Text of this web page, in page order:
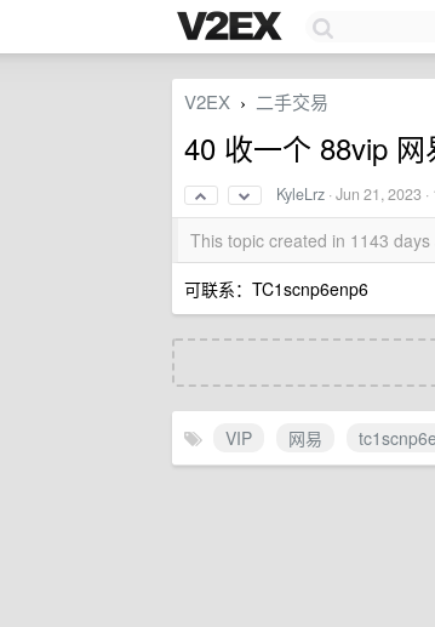
V2EX › 二手交易
40 收一个 88vip 网
KyleLrz ·Jun 21, 2023
This topic created in 1143
可联系：TC1scnp6enp6
VIP 网易